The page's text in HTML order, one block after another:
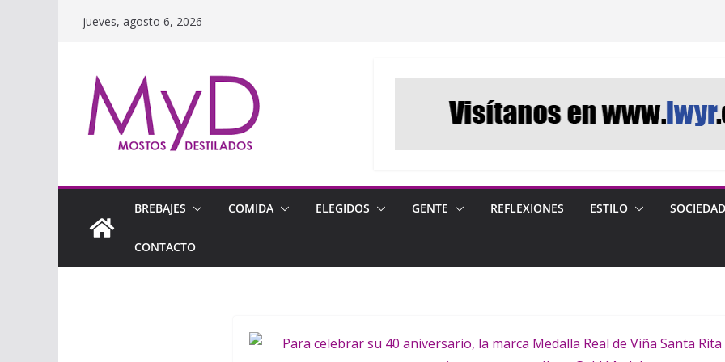
jueves, agosto 6, 2026
BREBAJES COMIDA ELEGIDOS GENTE REFLEXIONES ESTILO SOCIEDAD
CONTACTO